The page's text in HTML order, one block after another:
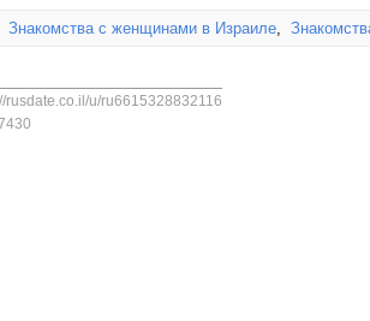
Знакомства с женщинами в Израиле,
rusdate.co.il/u/ru6615328832116